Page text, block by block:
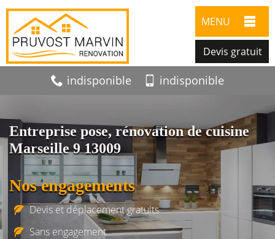
MENU
Devis gratuit
indisponible indisponible
Entreprise pose, rénovation de cuisine
Marseille 9 13009
Nos engagements
Devis et déplacement gratuits
Sans engagement